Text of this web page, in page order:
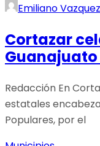
Emiliano Vazquez
Cortazar
Redacción En
estatales
Populares, por el